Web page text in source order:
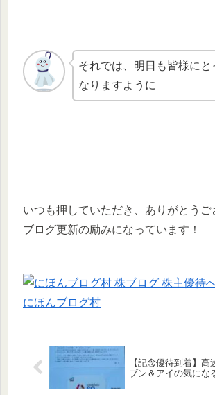
それでは、明日も皆様にと
なりますように
いつも押していただき、ありがとうご
ブログ更新の励みになっています！
にほんブログ村
【記念優待到着】高
ブン＆アイの気にな